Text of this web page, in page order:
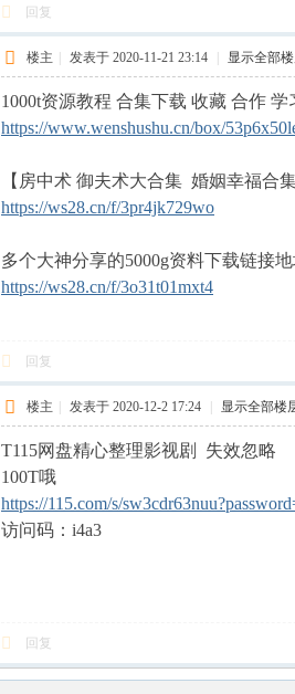
回复
楼主 发表于 2020-11-21 23:14 显示全部
1000t资源教程 合集下载 收藏 合作 学
https://www.wenshushu.cn/box/
【房中术 御夫术大合集 婚姻幸福合
https://ws28.cn/f/3pr4jk729wo
多个大神分享的5000g资料下载链接
https://ws28.cn/f/3o31t01mxt4
回复
楼主 发表于 2020-12-2 17:24 显示全部楼
T115网盘精心整理影视剧 失效忽略
100T哦
https://115.com/s/
访问码：i4a3
回复